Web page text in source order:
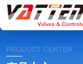
PRODUCT CENTER